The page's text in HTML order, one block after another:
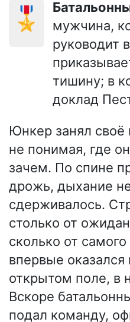
🎖️
мужчина,
руководит
тишину; в
доклад
Юнкер занял
не понимая, где
зачем. По спине
дрожь, дыхание
сдерживалось.
столько от
сколько от
впервые оказался
открытом поле, в
Вскоре
подал команду,